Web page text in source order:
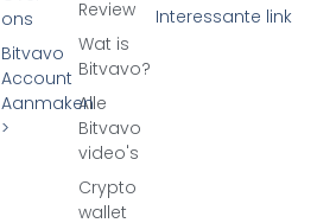
Review
Wat is
Bitvavo?
Alle
Bitvavo
video's
Crypto
wallet
ons
Bitvavo
Account
Aanmaken
>
Interessante link